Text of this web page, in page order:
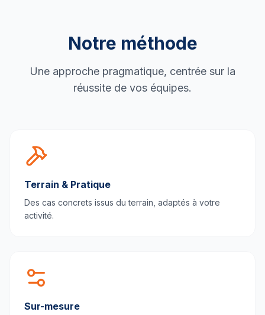
Notre méthode
Une approche pragmatique, centrée sur la
réussite de vos équipes.
Terrain & Pratique
Des cas concrets issus du terrain, adaptés à votre
activité.
Sur-mesure